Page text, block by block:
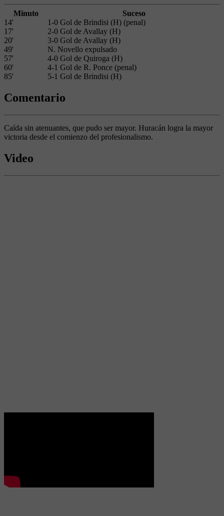
Minuto
Suceso
14'
1-0 Gol de Brindisi (H) (penal)
17'
2-0 Gol de Avallay (H)
20'
3-0 Gol de Avallay (H)
49'
N. Novello expulsado
57'
4-0 Gol de Quiroga (H)
60'
4-1 Gol de R. Ponce (penal)
85'
5-1 Gol de Brindisi (H)
Comentario
Caída sin atenuantes, que pudo ser mayor. Huracán logra la mayor
victoria desde el comienzo del profesionalismo.
Video